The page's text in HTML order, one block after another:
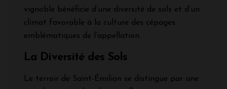
vignoble bénéficie d’une diversité de sols et d’un
climat favorable à la culture des cépages
emblématiques de l’appellation.
La Diversité des Sols
Le terroir de Saint-Émilion se distingue par une